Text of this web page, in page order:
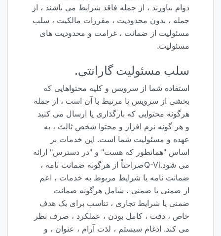
دوام بیاورند ، از جمله فاقد شرایط می باشند ، از
جمله ، بدون محدودیت ، مقررات مالکیت ، سلب
مسئولیت از ضمانت ، غرامت و محدودیت های
مسئولیت.
سلب مسئولیت گارانتی.
استفاده شما از سرویس و کلیه محتواهایی که
بخشی از سرویس یا مرتبط با آن است ، از جمله
هرگونه محتوایی که بارگذاری یا ارسال می کنید
و هر گونه نرم افزار و محتوا شخص ثالث ، به
عهده و مسئولیت شما است. این خدمات بر
اساس "همانطور که هست" و "در دسترس" ارائه
می شود.Q-Viصراحتاً از هرگونه ضمانت نامه ،
ضمانت نامه یا شرایط مربوط به خدمات ، اعم
از ضمنی یا ضمنی ، شامل هرگونه ضمانت
ضمنی یا شرایط تجاری ، تناسب برای یک هدف
خاص ، دقت ، کامل بودن ، عملکرد ، صرف نظر
می کند. ادغام سیستم ، لذت آرام ، عنوان ، و